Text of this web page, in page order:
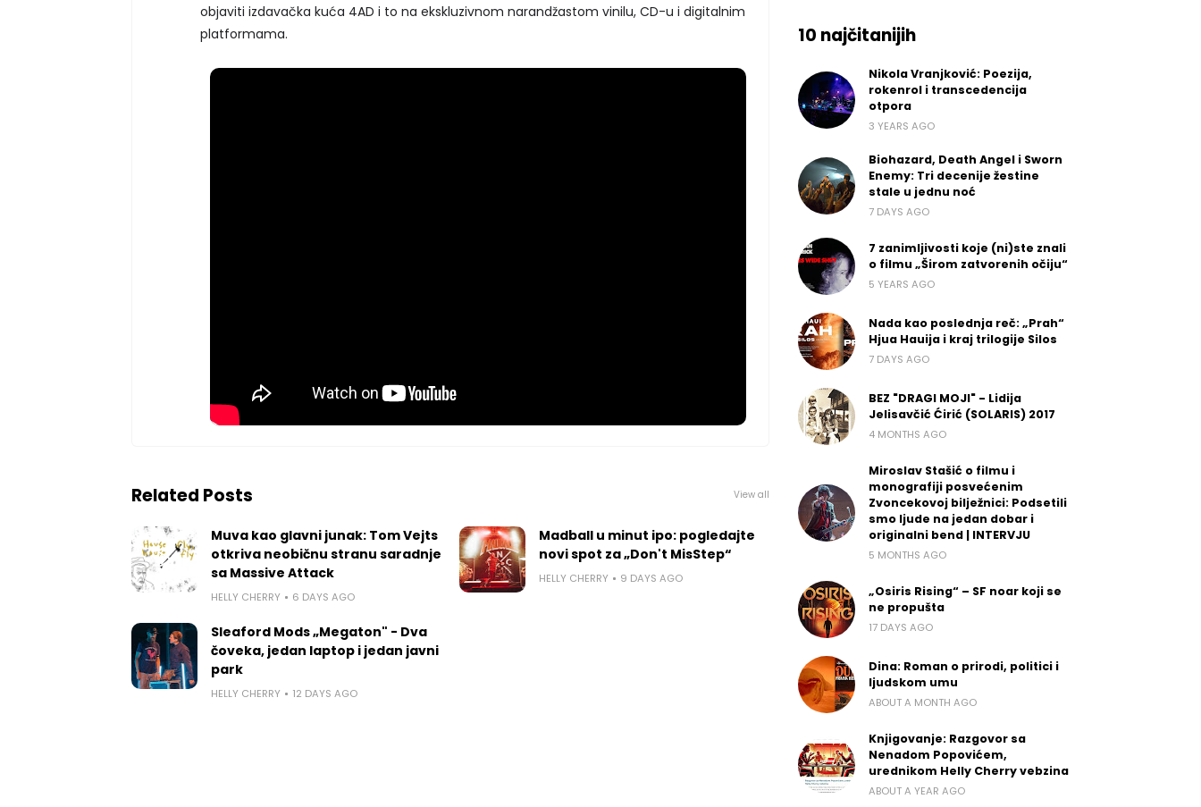
objaviti izdavačka kuća 4AD i to na ekskluzivnom narandžastom vinilu, CD-u i digitalnim
platformama.
Related Posts View all
Muva kao glavni junak: Tom Vejts
otkriva neobičnu stranu saradnje
sa Massive Attack
HELLY CHERRY 6 DAYS AGO
Madball u minut ipo: pogledajte
novi spot za „Don't MisStep“
HELLY CHERRY 9 DAYS AGO
Sleaford Mods „Megaton" - Dva
čoveka, jedan laptop i jedan javni
park
HELLY CHERRY 12 DAYS AGO
10 najčitanijih
Nikola Vranjković: Poezija,
rokenrol i transcedencija
otpora
3 YEARS AGO
Biohazard, Death Angel i Sworn
Enemy: Tri decenije žestine
stale u jednu noć
7 DAYS AGO
7 zanimljivosti koje (ni)ste znali
o filmu „Širom zatvorenih očiju“
5 YEARS AGO
Nada kao poslednja reč: „Prah“
Hjua Hauija i kraj trilogije Silos
7 DAYS AGO
BEZ "DRAGI MOJI" - Lidija
Jelisavčić Ćirić (SOLARIS) 2017
4 MONTHS AGO
Miroslav Stašić o filmu i
monografiji posvećenim
Zvoncekovoj bilježnici: Podsetili
smo ljude na jedan dobar i
originalni bend | INTERVJU
5 MONTHS AGO
„Osiris Rising“ – SF noar koji se
ne propušta
17 DAYS AGO
Dina: Roman o prirodi, politici i
ljudskom umu
ABOUT A MONTH AGO
Knjigovanje: Razgovor sa
Nenadom Popovićem,
urednikom Helly Cherry vebzina
ABOUT A YEAR AGO